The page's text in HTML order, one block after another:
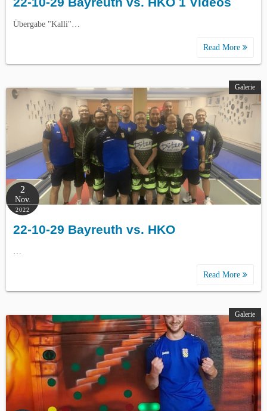
Übergabe "Kalli"…
Read More
Galerie
2
Nov.
2022
22-10-29 Bayreuth vs. HKO
…
Read More
Galerie